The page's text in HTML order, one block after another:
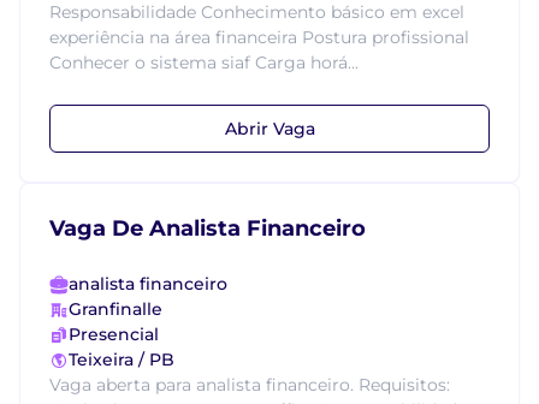
Responsabilidade Conhecimento básico em excel
experiência na área financeira Postura profissional
Conhecer o sistema siaf Carga horá...
Abrir Vaga
Vaga De Analista Financeiro
analista financeiro
Granfinalle
Presencial
Teixeira / PB
Vaga aberta para analista financeiro. Requisitos: